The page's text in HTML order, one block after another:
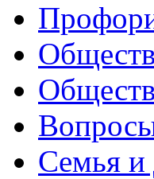
Семья и